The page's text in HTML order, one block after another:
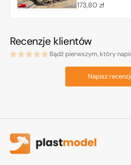
Cena
173,80 zł
Recenzje klientów
Bądź pierwszym, który
Napisz